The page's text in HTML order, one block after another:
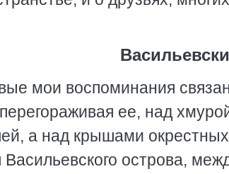
мои воспоминания
ее, над
а над крышами
острова,